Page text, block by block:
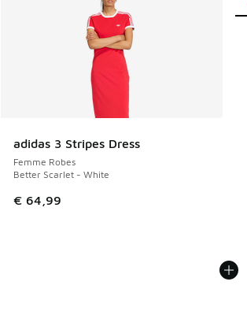
adidas 3 Stripes Dress
Femme Robes
Better Scarlet - White
€ 64,99